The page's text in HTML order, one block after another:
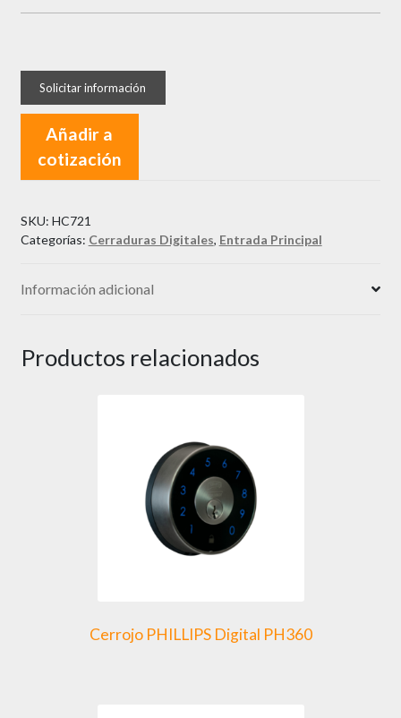
Añadir a
cotización
SKU: HC721
Categorías: Cerraduras Digitales, Entrada Principal
Información adicional
Productos relacionados
Cerrojo PHILLIPS Digital PH360